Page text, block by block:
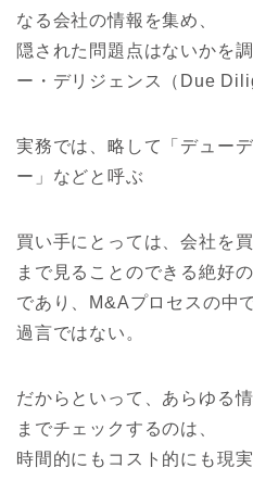
なる会社の情報を集め、
隠された問題点はないかを
ー・デリジェンス（Due
実務では、略して「デュー
ー」などと呼ぶ
買い手にとっては、会社を
まで見ることのできる絶好
であり、M&Aプロセスの中
過言ではない。
だからといって、あらゆる
までチェックするのは、
時間的にもコスト的にも現実